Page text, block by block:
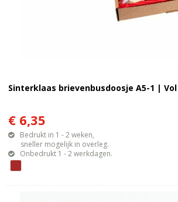
Sinterklaas brievenbusdoosje A5-1 |
€ 6,35
Bedrukt in 1 - 2 weken,
sneller mogelijk in overleg.
Onbedrukt 1 - 2 werkdagen.